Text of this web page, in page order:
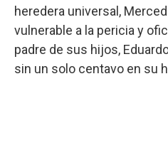
heredera universal,
vulnerable a la pericia y
padre de sus hijos,
sin un solo centavo en su